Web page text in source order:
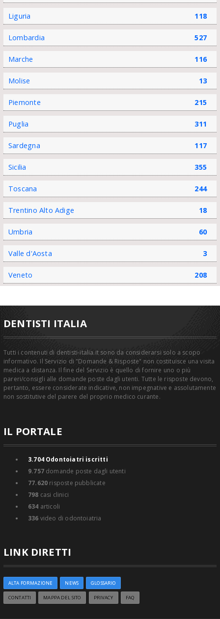
Liguria 118
Lombardia 527
Marche 116
Molise 13
Piemonte 215
Puglia 311
Sardegna 117
Sicilia 355
Toscana 244
Trentino Alto Adige 18
Umbria 60
Valle d'Aosta 3
Veneto 208
DENTISTI ITALIA
Tutti i contenuti di dentisti-italia.it sono da considerarsi solo a scopo
informativo. Il Servizio di "Domande & Risposte" non costituisce una visita
medica a distanza. Il fine del Servizio è quello di fornire uno o più
pareri/consigli alle domande poste dagli utenti. Tutte le risposte devono,
pertanto, essere considerate indicative, non impegnative e assolutamente
non sostitutive del parere del proprio medico curante.
IL PORTALE
3.704Odontoiatri iscritti
9.757domande poste dagli utenti
77.620 risposte pubblicate
798 casi clinici
634 articoli
336 video di odontoiatria
LINK DIRETTI
ALTA FORMAZIONE NEWS GLOSSARIO
CONTATTI MAPPA DEL SITO PRIVACY FAQ